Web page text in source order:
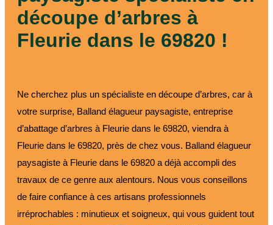
découpe d’arbres à
Fleurie dans le 69820 !
Ne cherchez plus un spécialiste en découpe d’arbres, car à
votre surprise, Balland élagueur paysagiste, entreprise
d’abattage d’arbres à Fleurie dans le 69820, viendra à
Fleurie dans le 69820, près de chez vous. Balland élagueur
paysagiste à Fleurie dans le 69820 a déjà accompli des
travaux de ce genre aux alentours. Nous vous conseillons
de faire confiance à ces artisans professionnels
irréprochables : minutieux et soigneux, qui vous guident tout